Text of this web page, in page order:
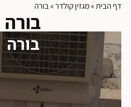
בורה
בורה
דף הבית»מגזין קולדר»בורה